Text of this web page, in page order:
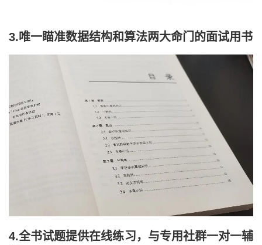
3.唯一瞄准数据结构和算法两大命门的面试用书
4.全书试题提供在线练习，与专用社群一对一辅